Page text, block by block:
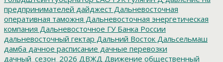
предпринимателей дайджест Дальневосточная
оперативная таможня Дальневосточная энергетическая
компания Дальневосточное ГУ Банка России
дальневосточный гектар Дальний Восток Дальсельмаш
дамба дачное расписание дачные перевозки
дачный_сезон_2026 ДВЖД Движение общественный